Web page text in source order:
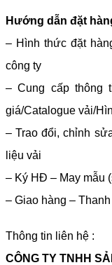
Hướng dẫn đặt
– Hình thức đặt
công ty
– Cung cấp thông
giá/Catalogue vải/
– Trao đổi, chỉnh
liệu vải
– Ký HĐ – May mẫu
– Giao hàng –
Thông tin liên hệ :
CÔNG TY TNHH